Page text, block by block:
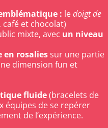
: ledoigt de
et chocolat)
mixte, avec un niveau
rosalies sur une partie
dimension fun et
fluide(bracelets de
équipes de se repérer
de l’expérience.